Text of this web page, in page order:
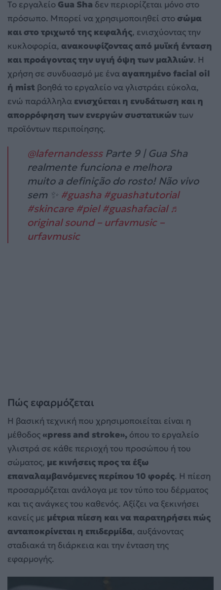
Το εργαλείο Gua Sha δεν περιορίζεται μόνο στο
πρόσωπο. Μπορεί να χρησιμοποιηθεί στοσώμα
και στο τριχωτό της κεφαλής, ενισχύοντας την
κυκλοφορία, ανακουφίζοντας από μυϊκή ένταση
και προάγοντας την υγιή όψη των μαλλιών. Η
χρήση σε συνδυασμό με ένααγαπημένο facial oil
ή mist βοηθά το εργαλείο να γλιστράει εύκολα,
ενώ παράλληλα ενισχύεται η ενυδάτωση και η
απορρόφηση των ενεργών συστατικώντων
προϊόντων περιποίησης.
@lafernandesssParte 9 | Gua Sha
realmente funciona e melhora
muito a definição do rosto! Não vivo
sem ✨ #guasha #guashatutorial
#skincare #piel #guashafacial ♬
original sound – urfavmusic –
urfavmusic
Πώς εφαρμόζεται
Η βασική τεχνική που χρησιμοποιείται είναι η
μέθοδος«press and stroke», όπου το εργαλείο
γλιστρά σε κάθε περιοχή του προσώπου ή του
σώματος, με κινήσεις προς τα έξω
επαναλαμβανόμενες περίπου 10 φορές. Η πίεση
προσαρμόζεται ανάλογα με τον τύπο του δέρματος
και τις ανάγκες του καθενός. Αξίζει να ξεκινήσει
κανείς με μέτρια πίεση και να παρατηρήσει πώς
ανταποκρίνεται η επιδερμίδα, αυξάνοντας
σταδιακά τη διάρκεια και την ένταση της
εφαρμογής.